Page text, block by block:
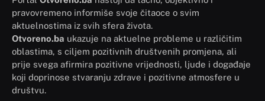
pravovremeno informiše svoje čitaoce o svim
aktuelnostima iz svih sfera života.
Otvoreno.ba ukazuje na aktuelne probleme u različitim
oblastima, s ciljem pozitivnih društvenih promjena, ali
prije svega afirmira pozitivne vrijednosti, ljude i događaje
koji doprinose stvaranju zdrave i pozitivne atmosfere u
društvu.